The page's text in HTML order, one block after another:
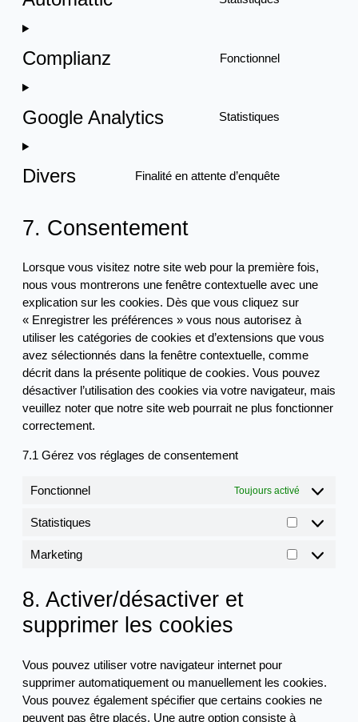
Complianz Fonctionnel
Google Analytics Statistiques
Divers Finalité en attente d’enquête
7. Consentement
Lorsque vous visitez notre site web pour la première fois,
nous vous montrerons une fenêtre contextuelle avec une
explication sur les cookies. Dès que vous cliquez sur
« Enregistrer les préférences » vous nous autorisez à
utiliser les catégories de cookies et d’extensions que vous
avez sélectionnés dans la fenêtre contextuelle, comme
décrit dans la présente politique de cookies. Vous pouvez
désactiver l’utilisation des cookies via votre navigateur, mais
veuillez noter que notre site web pourrait ne plus fonctionner
correctement.
7.1 Gérez vos réglages de consentement
Fonctionnel Toujours activé
Statistiques
Marketing
Marketing
8. Activer/désactiver et
supprimer les cookies
Vous pouvez utiliser votre navigateur internet pour
supprimer automatiquement ou manuellement les cookies.
Vous pouvez également spécifier que certains cookies ne
peuvent pas être placés. Une autre option consiste à